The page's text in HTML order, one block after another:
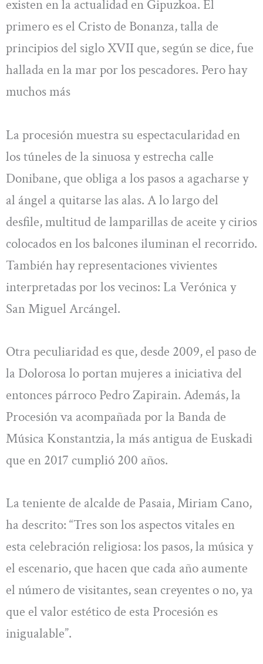
existen en la actualidad en Gipuzkoa. El
primero es el Cristo de Bonanza, talla de
principios del siglo XVII que, según se dice, fue
hallada en la mar por los pescadores. Pero hay
muchos más
La procesión muestra su espectacularidad en
los túneles de la sinuosa y estrecha calle
Donibane, que obliga a los pasos a agacharse y
al ángel a quitarse las alas. A lo largo del
desfile, multitud de lamparillas de aceite y cirios
colocados en los balcones iluminan el recorrido.
También hay representaciones vivientes
interpretadas por los vecinos: La Verónica y
San Miguel Arcángel.
Otra peculiaridad es que, desde 2009, el paso de
la Dolorosa lo portan mujeres a iniciativa del
entonces párroco Pedro Zapirain. Además, la
Procesión va acompañada por la Banda de
Música Konstantzia, la más antigua de Euskadi
que en 2017 cumplió 200 años.
La teniente de alcalde de Pasaia, Miriam Cano,
ha descrito: “Tres son los aspectos vitales en
esta celebración religiosa: los pasos, la música y
el escenario, que hacen que cada año aumente
el número de visitantes, sean creyentes o no, ya
que el valor estético de esta Procesión es
inigualable”.